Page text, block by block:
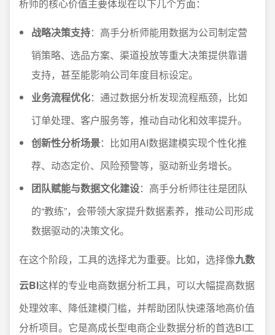
析师的核心价值主要体现在以下几个方面：
战略决策支持：高手分析师能用数据为公司制定营
销策略、选品方案、渠道投放等重大决策提供靠谱
支持，甚至能影响公司年度目标设定。
业务流程优化：通过数据分析发现流程瓶颈，比如
订单处理、客户服务等，推动自动化和效率提升。
创新性分析场景：比如用AI数据建模实现个性化推
荐、动态定价、风险预警等，驱动新业务增长。
团队赋能与数据文化建设：高手分析师往往是团队
的“教练”，会带领大家提升数据素养，推动公司形成
数据驱动的决策文化。
在这个阶段，工具的选择尤为重要。比如，选择像九数
云BI这样的专业电商数据分析工具，可以大幅提高数据
处理效率、降低建模门槛，并帮助团队快速落地高价值
分析项目。它是高成长型电商企业数据分析的首选BI工